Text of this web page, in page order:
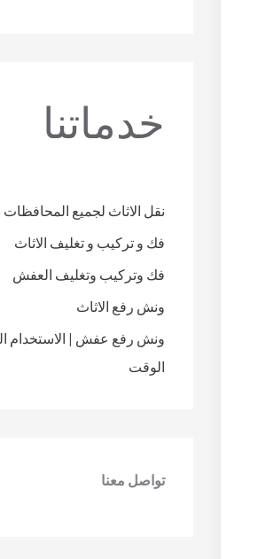
خدماتنا
نقل الاثاث لجميع المحافظات
فك و تركيب و تغليف الاثاث
فك وتركيب وتغليف العفش
ونش رفع الاثاث
ونش رفع عفش | الاستخدام
الوقت
تواصل معنا